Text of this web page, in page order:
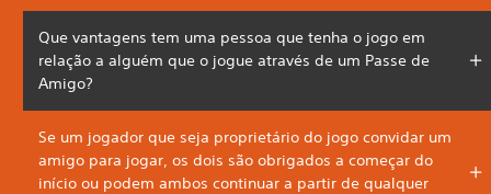
Que vantagens tem uma pessoa que tenha o jogo em
relação a alguém que o jogue através de um Passe de
Amigo?
Se um jogador que seja proprietário do jogo convidar um
amigo para jogar, os dois são obrigados a começar do
início ou podem ambos continuar a partir de qualquer